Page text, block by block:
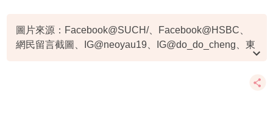
圖片來源：Facebook@SUCH/、Facebook@HSBC、
網民留言截圖、IG@neoyau19、IG@do_do_cheng、東